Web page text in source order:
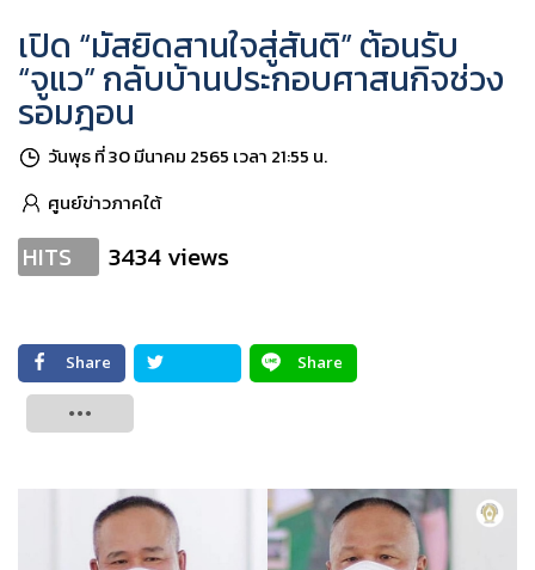
เปิด “มัสยิดสานใจสู่สันติ” ต้อนรับ
“จูแว” กลับบ้านประกอบศาสนกิจช่วง
รอมฎอน
วันพุธ ที่ 30 มีนาคม 2565 เวลา 21:55 น.
ศูนย์ข่าวภาคใต้
HITS 3434 views
Share
Share